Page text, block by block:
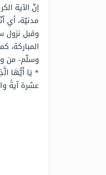
إنّ الآية
مدنيّة، أي
وقبل نزول
وسلّم- من
* يَا أَيُّهَا
عشرة آيةً